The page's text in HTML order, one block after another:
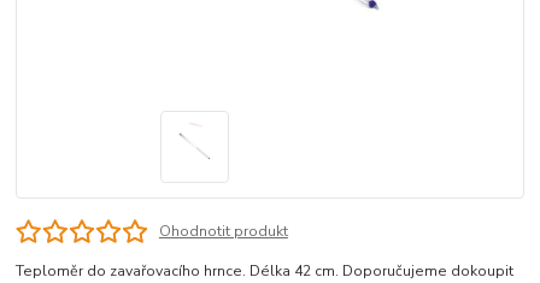
Ohodnotit produkt
Teploměr do zavařovacího hrnce. Délka 42 cm. Doporučujeme dokoupit